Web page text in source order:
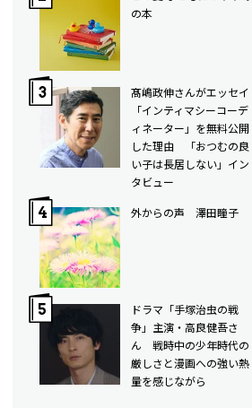
の本
髙嶋政伸さんがエッセイ
「インティマシーコーデ
ィネーター」を無料公開
した理由 「おつむの良
い子は長居しない」イン
タビュー
外からの声 澤田瞳子
ドラマ「手塚治虫の戦
争」主演・高良健吾さ
ん 戦時中の少年時代の
厳しさと漫画への強い熱
量を感じながら